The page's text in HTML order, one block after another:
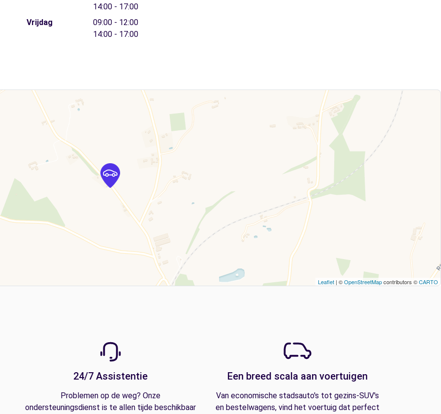
14:00 - 17:00
Vrijdag
09:00 - 12:00
14:00 - 17:00
Leaflet | ©OpenStreetMapcontributors ©CARTO
24/7 Assistentie
Problemen op de weg? Onze
ondersteuningsdienst is te allen tijde beschikbaar
Een breed scala aan voertuigen
Van economische stadsauto's tot gezins-SUV's
en bestelwagens, vind het voertuig dat perfect